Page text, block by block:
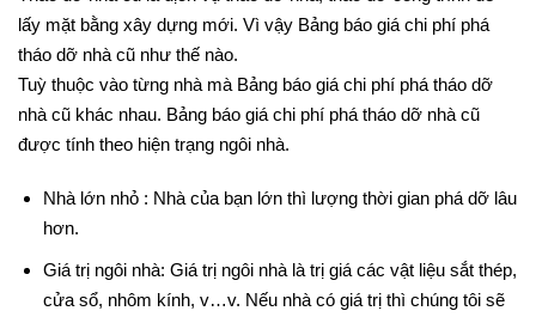
lấy mặt bằng xây dựng mới. Vì vậy Bảng báo giá chi phí phá
tháo dỡ nhà cũ như thế nào.
Tuỳ thuộc vào từng nhà mà Bảng báo giá chi phí phá tháo dỡ
nhà cũ khác nhau. Bảng báo giá chi phí phá tháo dỡ nhà cũ
được tính theo hiện trạng ngôi nhà.
Nhà lớn nhỏ : Nhà của bạn lớn thì lượng thời gian phá dỡ lâu
hơn.
Giá trị ngôi nhà: Giá trị ngôi nhà là trị giá các vật liệu sắt thép,
cửa sổ, nhôm kính, v…v. Nếu nhà có giá trị thì chúng tôi sẽ